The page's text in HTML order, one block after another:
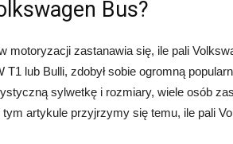
Bus?
motoryzacji zastanawia się, ile pali
T1 lub Bulli, zdobył sobie ogromną
sylwetkę i rozmiary, wiele osób
artykule przyjrzymy się temu, ile pali